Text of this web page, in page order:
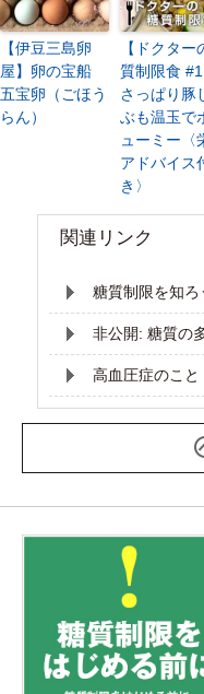
【伊豆三島卵
屋】卵の宝船
五宝卵（ごほう
らん）
【ドクター
質制限食 #1
さっぱり豚
ぶも温玉で
ューミー〈
アドバイス
き〉
関連リンク
糖質制限を知ろ
非公開: 糖質の
高血圧症のこと